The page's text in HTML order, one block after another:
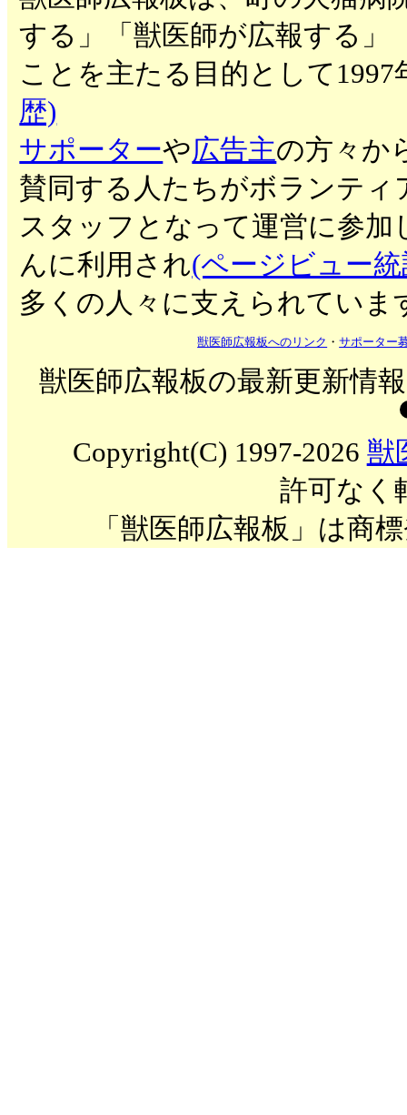
する」「獣医師が広報する」
ことを主たる目的として
歴)
サポーターや広告主の方々か
賛同する人たちがボランティ
スタッフとなって運営に参加
んに利用され(ページビュー
多くの人々に支えられていま
獣医師広報板へのリンク ・サポーター
獣医師広報板の最新更新情
Copyright(C) 1997-2026 獣
許可なく
「獣医師広報板」は商